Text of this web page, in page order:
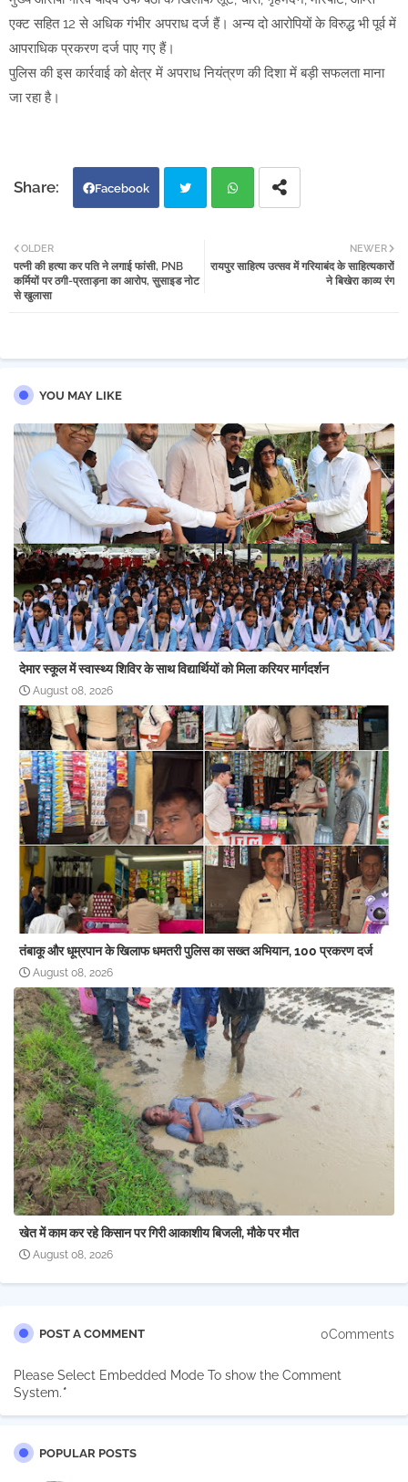
एक्ट सहित 12 से अधिक गंभीर अपराध दर्ज हैं। अन्य दो आरोपियों के विरुद्ध भी पूर्व में
आपराधिक प्रकरण दर्ज पाए गए हैं।
पुलिस की इस कार्रवाई को क्षेत्र में अपराध नियंत्रण की दिशा में बड़ी सफलता माना
जा रहा है।
Facebook
tter atsa
NEWER
रायपुर साहित्य उत्सव में गरियाबंद के साहित्यकारों
ने बिखेरा काव्य रंग
OLDER
पत्नी की हत्या कर पति ने लगाई फांसी, PNB
कर्मियों पर ठगी-प्रताड़ना का आरोप, सुसाइड नोट
से खुलासा
YOU MAY LIKE
देमार स्कूल में स्वास्थ्य शिविर के साथ विद्यार्थियों को मिला करियर मार्गदर्शन
August 08, 2026
तंबाकू और धूम्रपान के खिलाफ धमतरी पुलिस का सख्त अभियान, 100 प्रकरण दर्ज
August 08, 2026
खेत में काम कर रहे किसान पर गिरी आकाशीय बिजली, मौके पर मौत
August 08, 2026
POST A COMMENT 0Comments
Please Select Embedded Mode To show the Comment
System.*
POPULAR POSTS